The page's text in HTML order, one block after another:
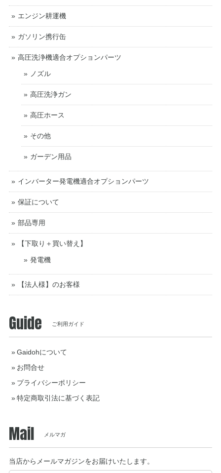
エンジン耕運機
ガソリン携行缶
高圧洗浄機適合オプションパーツ
ノズル
高圧洗浄ガン
高圧ホース
その他
ガーデン用品
インバーター発電機適合オプションパーツ
保証について
部品専用
【下取り＋買い替え】
発電機
【法人様】のお客様
Guide ご利用ガイド
Gaidohについて
お問合せ
プライバシーポリシー
特定商取引法に基づく表記
Mail メルマガ
当店からメールマガジンをお届けいたします。